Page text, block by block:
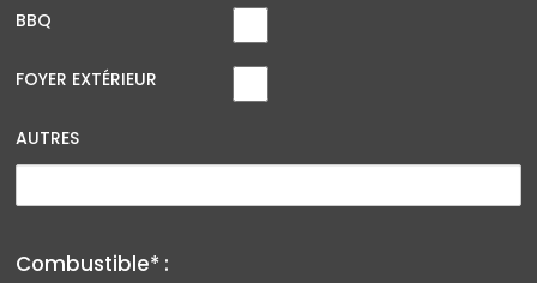
BBQ
FOYER EXTÉRIEUR
AUTRES
Combustible* :